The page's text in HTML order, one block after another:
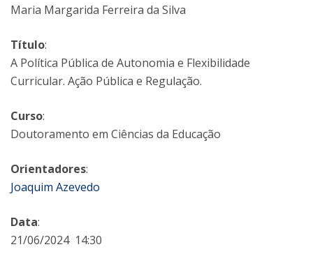
Maria Margarida Ferreira da Silva
Título:
A Política Pública de Autonomia e Flexibilidade
Curricular. Ação Pública e Regulação.
Curso:
Doutoramento em Ciências da Educação
Orientadores:
Joaquim Azevedo
Data:
21/06/2024 14:30